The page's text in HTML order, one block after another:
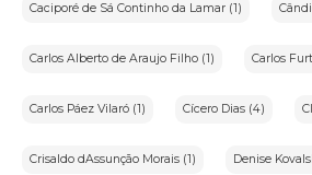
Caciporé de Sá Continho da Lamar (1)
Carlos Alberto de Araujo Filho (1) Carlos
Carlos Páez Vilaró (1) Cícero Dias (4)
Crisaldo dAssunção Morais (1) Denise